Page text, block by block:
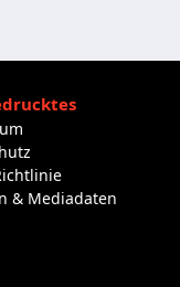
& Mediadaten